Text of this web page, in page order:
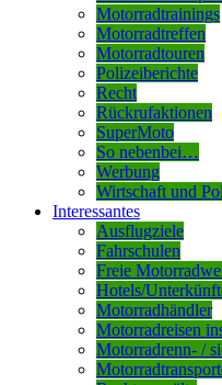
Motorradtrainings
Motorradtreffen
Motorradtouren
Polizeiberichte
Recht
Rückrufaktionen
SuperMoto
So nebenbei…
Werbung
Wirtschaft und
Interessantes
Ausflugziele
Fahrschulen
Freie
Hotels/
Motorradhändler
Motorradreisen
Motorradrenn- /